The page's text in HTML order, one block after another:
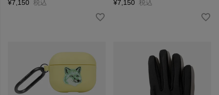
¥7,150 税込 ¥7,150 税込